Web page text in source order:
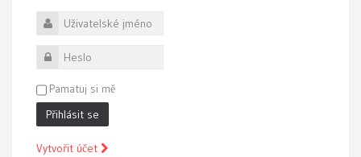
Uživatelské jméno
Heslo
Pamatuj si mě
Přihlásit se
Vytvořit účet